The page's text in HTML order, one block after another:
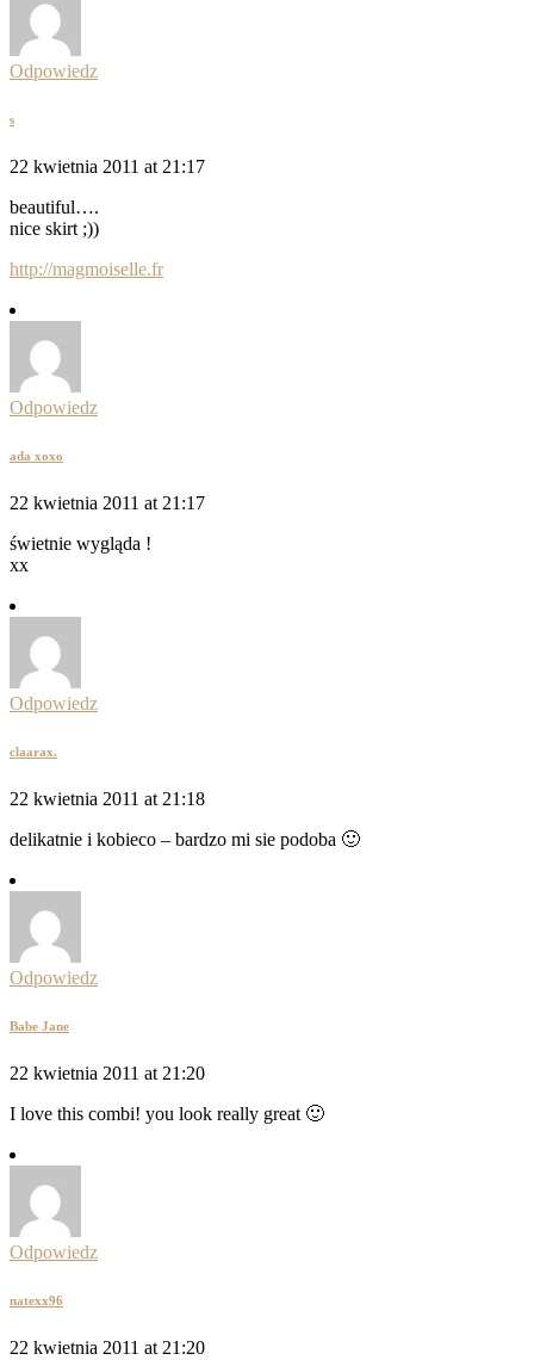
Odpowiedz
s
22 kwietnia 2011 at 21:17
beautiful….
nice skirt ;))
http://magmoiselle.fr
Odpowiedz
ada xoxo
22 kwietnia 2011 at 21:17
świetnie wygląda !
xx
Odpowiedz
claarax.
22 kwietnia 2011 at 21:18
delikatnie i kobieco – bardzo mi sie podoba 🙂
Odpowiedz
Babe Jane
22 kwietnia 2011 at 21:20
I love this combi! you look really great 🙂
Odpowiedz
natexx96
22 kwietnia 2011 at 21:20